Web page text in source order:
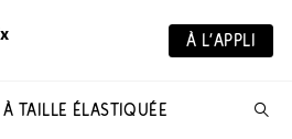
À L’APPLI
TAILLE ÉLASTIQUÉE